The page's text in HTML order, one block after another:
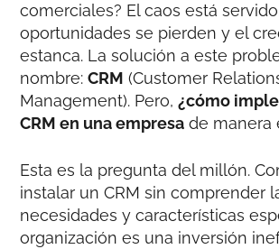
comerciales? El caos está
oportunidades se pierden y el
estanca. La solución a este
nombre:CRM (Customer
Management). Pero,¿cómo
CRM en una empresa de manera
Esta es la pregunta del millón.
instalar un CRM sin comprender
necesidades y características
organización es una inversión